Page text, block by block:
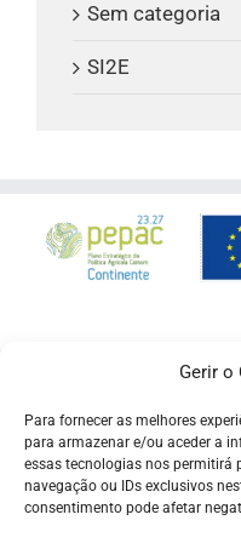
Gerir o
Para fornecer as melhores
para armazenar e/ou aceder a
essas tecnologias nos permitirá
navegação ou IDs exclusivos
consentimento pode afetar
Sem categoria
SI2E